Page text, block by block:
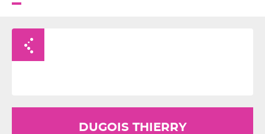
DUGOIS THIERRY